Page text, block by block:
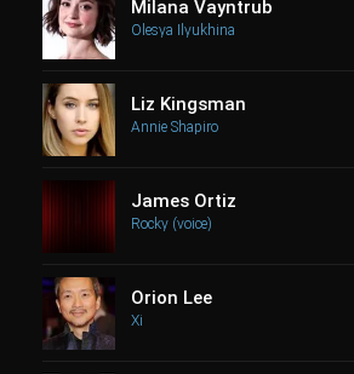
Milana Vayntrub
Olesya Ilyukhina
Liz Kingsman
Annie Shapiro
James Ortiz
Rocky (voice)
Orion Lee
Xi